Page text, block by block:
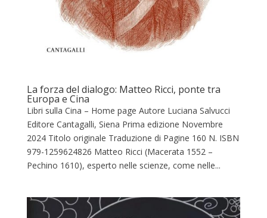
La forza del dialogo: Matteo Ricci, ponte tra
Europa e Cina
Libri sulla Cina – Home page Autore Luciana Salvucci
Editore Cantagalli, Siena Prima edizione Novembre
2024 Titolo originale Traduzione di Pagine 160 N. ISBN
‎979-1259624826 Matteo Ricci (Macerata 1552 –
Pechino 1610), esperto nelle scienze, come nelle...